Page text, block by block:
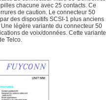
chacune avec 25 contacts. Ce
de caution. Le connecteur 50
des dispositifs SCSI-1 plus anciens
légère variante du connecteur 50
de voix/données. Cette variante
Telco.